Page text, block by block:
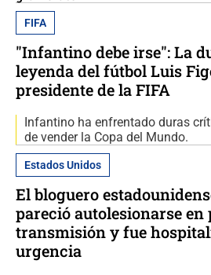
FIFA
"Infantino debe irse": La
leyenda del fútbol Luis
presidente de la FIFA
Infantino ha enfrentado duras
de vender la Copa del Mundo.
Estados Unidos
El bloguero
pareció autolesionarse en
transmisión y fue
urgencia